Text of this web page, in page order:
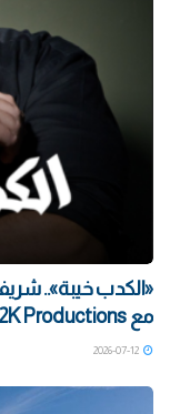
«الكدب خيبة»..
مع O2K Productions